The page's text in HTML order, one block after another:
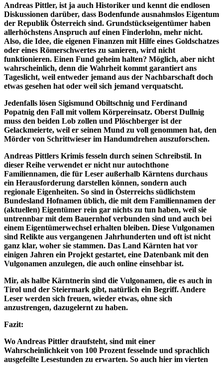
Andreas Pittler, ist ja auch Historiker und kennt die endlosen
Diskussionen darüber, dass Bodenfunde ausnahmslos Eigentum
der Republik Österreich sind. Grundstückseigentümer haben
allerhöchstens Anspruch auf einen Finderlohn, mehr nicht.
Also, die Idee, die eigenen Finanzen mit Hilfe eines Goldschatzes
oder eines Römerschwertes zu sanieren, wird nicht
funktionieren. Einen Fund geheim halten? Möglich, aber nicht
wahrscheinlich, denn die Wahrheit kommt garantiert ans
Tageslicht, weil entweder jemand aus der Nachbarschaft doch
etwas gesehen hat oder weil sich jemand verquatscht.
Jedenfalls lösen Sigismund Obiltschnig und Ferdinand
Popatnig den Fall mit vollem Körpereinsatz. Oberst Dullnig
muss den beiden Lob zollen und Plöschberger ist der
Gelackmeierte, weil er seinen Mund zu voll genommen hat, den
Mörder von Schrittwieser im Handumdrehen auszuforschen.
Andreas Pittlers Krimis fesseln durch seinen Schreibstil. In
dieser Reihe verwendet er nicht nur autochthone
Familiennamen, die für Leser außerhalb Kärntens durchaus
ein Herausforderung darstellen können, sondern auch
regionale Eigenheiten. So sind in Österreichs südlichstem
Bundesland Hofnamen üblich, die mit dem Familiennamen der
(aktuellen) Eigentümer rein gar nichts zu tun haben, weil sie
untrennbar mit dem Bauernhof verbunden sind und auch bei
einem Eigentümerwechsel erhalten bleiben. Diese Vulgonamen
sind Relikte aus vergangenen Jahrhunderten und oft ist nicht
ganz klar, woher sie stammen. Das Land Kärnten hat vor
einigen Jahren ein Projekt gestartet, eine Datenbank mit den
Vulgonamen anzulegen, die auch online einsehbar ist.
Mir, als halbe Kärntnerin sind die Vulgonamen, die es auch in
Tirol und der Steiermark gibt, natürlich ein Begriff. Andere
Leser werden sich freuen, wieder etwas, ohne sich
anzustrengen, dazugelernt zu haben.
Fazit:
Wo Andreas Pittler draufsteht, sind mit einer
Wahrscheinlichkeit von 100 Prozent fesselnde und sprachlich
ausgefeilte Lesestunden zu erwarten. So auch hier im vierten